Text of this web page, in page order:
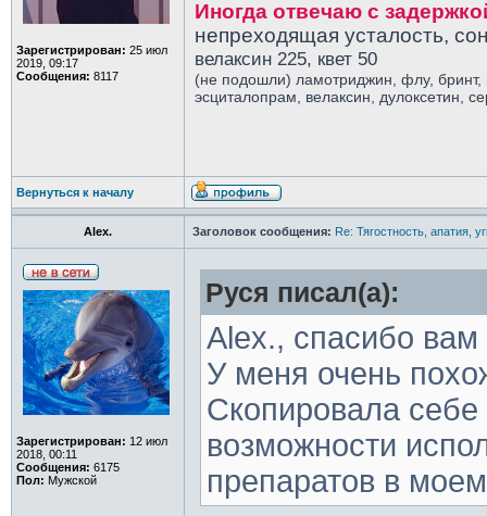
Зарегистрирован: 25 июл
2019, 09:17
Сообщения: 8117
Иногда отвечаю с
непреходящая усталость,
велаксин 225, квет 50
(не подошли) ламотриджин, флу,
эсциталопрам, велаксин, дулоксетин,
Вернуться к началу
Alex. Заголовок сообщения: Re: Тягостность, апатия,
Зарегистрирован: 12 июл
2018, 00:11
Сообщения: 6175
Пол: Мужской
Руся писал(а):
Alex., спасибо
У меня очень
Скопировала себе
возможности
препаратов в